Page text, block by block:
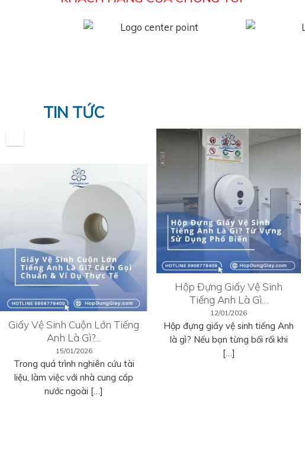
TIN TỨC
Giấy Vệ Sinh Cuộn Lớn Tiếng
Anh Là Gì?…
15/01/2026
Trong quá trình nghiên cứu tài
liệu, làm việc với nhà cung cấp
nước ngoài […]
Hộp Đựng Giấy Vệ Sinh
Tiếng Anh Là Gì…
12/01/2026
Hộp đựng giấy vệ sinh tiếng Anh
là gì? Nếu bạn từng bối rối khi
[…]